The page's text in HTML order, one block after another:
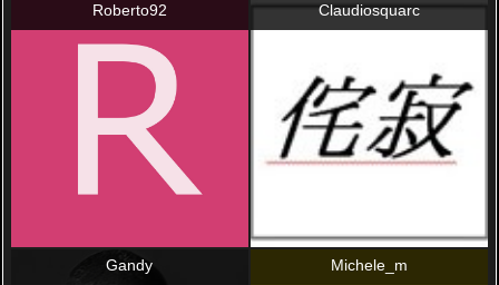
Roberto92 Claudiosquarc
Gandy Michele_m